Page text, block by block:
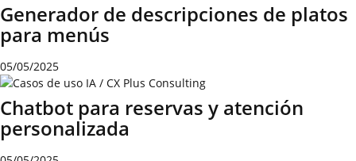
Generador de descripciones de platos
para menús
05/05/2025
Chatbot para reservas y atención
personalizada